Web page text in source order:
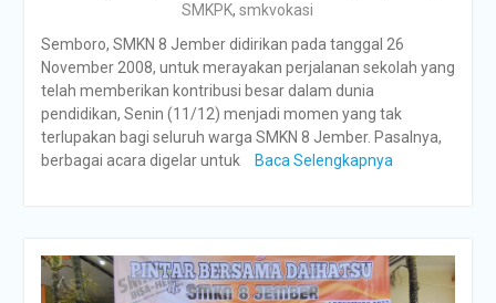
SMKPK,smkvokasi
Semboro, SMKN 8 Jember didirikan pada tanggal 26
November 2008, untuk merayakan perjalanan sekolah yang
telah memberikan kontribusi besar dalam dunia
pendidikan, Senin (11/12) menjadi momen yang tak
terlupakan bagi seluruh warga SMKN 8 Jember. Pasalnya,
berbagai acara digelar untuk
Baca Selengkapnya